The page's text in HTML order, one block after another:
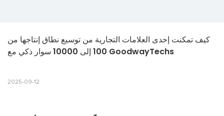
كيف تمكنت إحدى العلامات التجارية من توسيع نطاق إنتاجها من
100 إلى 10000 سوار ذكي مع GoodwayTechs
2025-09-12